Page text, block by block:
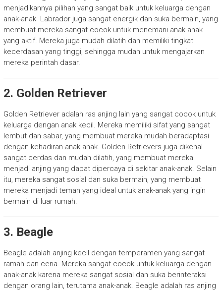
menjadikannya pilihan yang sangat baik untuk keluarga dengan
anak-anak. Labrador juga sangat energik dan suka bermain, yang
membuat mereka sangat cocok untuk menemani anak-anak
yang aktif. Mereka juga mudah dilatih dan memiliki tingkat
kecerdasan yang tinggi, sehingga mudah untuk mengajarkan
mereka perintah dasar.
2. Golden Retriever
Golden Retriever adalah ras anjing lain yang sangat cocok untuk
keluarga dengan anak kecil. Mereka memiliki sifat yang sangat
lembut dan sabar, yang membuat mereka mudah beradaptasi
dengan kehadiran anak-anak. Golden Retrievers juga dikenal
sangat cerdas dan mudah dilatih, yang membuat mereka
menjadi anjing yang dapat dipercaya di sekitar anak-anak. Selain
itu, mereka sangat sosial dan suka bermain, yang membuat
mereka menjadi teman yang ideal untuk anak-anak yang ingin
bermain di luar rumah.
3. Beagle
Beagle adalah anjing kecil dengan temperamen yang sangat
ramah dan ceria. Mereka sangat cocok untuk keluarga dengan
anak-anak karena mereka sangat sosial dan suka berinteraksi
dengan orang lain, terutama anak-anak. Beagle adalah ras anjing